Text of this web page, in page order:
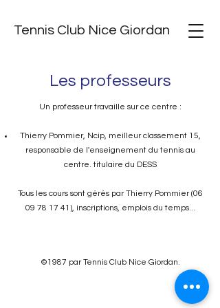
Tennis Club Nice Giordan
Les professeurs
Un professeur travaille sur ce centre :
Thierry Pommier, Ncip, meilleur classement 15,
responsable de l'enseignement du tennis au
centre. titulaire du DESS
Tous les cours sont gérés par Thierry Pommier (06
09 78 17 41), inscriptions, emplois du temps...
©1987 par Tennis Club Nice Giordan.